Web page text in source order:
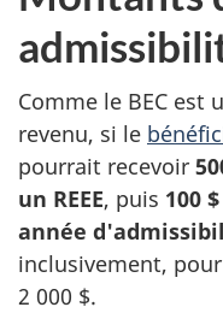
Comme le BEC est
revenu, si le
pourrait recevoir
un REEE, puis 100
année
inclusivement,
2 000 $.